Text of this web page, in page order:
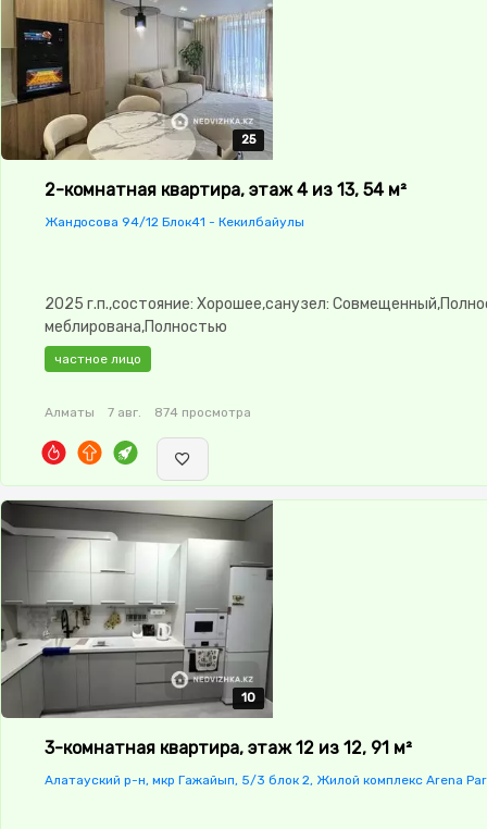
25
25
25
25
25
2-комнатная квартира, этаж 4 из 13, 54 м²
Жандосова 94/12 Блок41 - Кекилбайулы
2025 г.п.,состояние: Хорошее,санузел:
меблирована,Полностью
меблирована,Охрана,Неугловая,Улучшенная,Комнаты
изолированы,Кухня-студия,Встроенная кухня,Новая
частное лицо
Алматы 7 авг. 874 просмотра
10
10
10
10
10
3-комнатная квартира, этаж 12 из 12, 91 м²
Алатауский р-н, мкр Гажайып, 5/3 блок 2, Жилой комплекс Arena